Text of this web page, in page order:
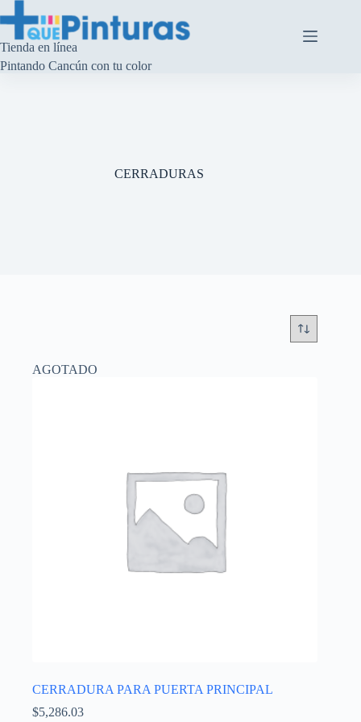
al
contenido
Tienda en línea
Pintando Cancún con tu color
CERRADURAS
AGOTADO
CERRADURA PARA PUERTA PRINCIPAL
$5,286.03